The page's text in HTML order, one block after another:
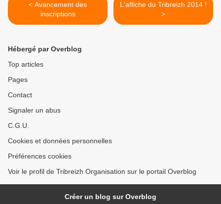
< Avancement des
inscriptions
L'affiche du Tribreizh 2014 !
>
Hébergé par Overblog
Top articles
Pages
Contact
Signaler un abus
C.G.U.
Cookies et données personnelles
Préférences cookies
Voir le profil de Tribreizh Organisation sur le portail Overblog
Créer un blog sur Overblog